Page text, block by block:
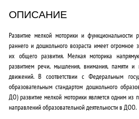
,
0
₽
.
ОПИСАНИЕ
Развитие мелкой моторики и функциональности
раннего и дошкольного возраста имеет огромное
их общего развития. Мелкая моторика
развитием речи, мышления, внимания, памяти и
движений. В соответствии с Федеральным
образовательным стандартом дошкольного
ДО) развитие мелкой моторики является одним из
направлений образовательной деятельности в ДОО.